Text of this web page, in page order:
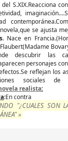
del S.XIX.Reacciona
se ajusta
. Nace en
descubrir las
personajes
reflejan los
sociales de
realista:
:En contra
"¿CUALES SON
»